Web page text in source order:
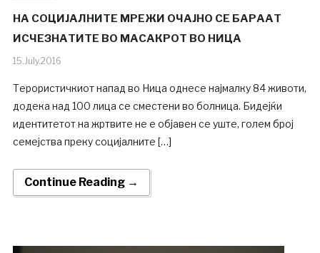
НА СОЦИЈАЛНИТЕ МРЕЖИ ОЧАЈНО СЕ БАРААТ
ИСЧЕЗНАТИТЕ ВО МАСАКРОТ ВО НИЦА
15.July.2016
Терористичкиот напад во Ница однесе најмалку 84 животи,
додека над 100 лица се сместени во болница. Бидејќи
идентитетот на жртвите не е објавен се уште, голем број
семејства преку социјалните […]
Continue Reading →